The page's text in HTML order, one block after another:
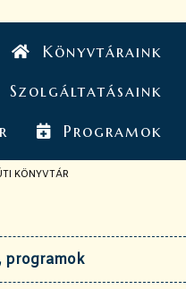
Könyvtáraink
Szolgáltatásaink
Programok
OLDAL:
KÖNYVTÁR
programok